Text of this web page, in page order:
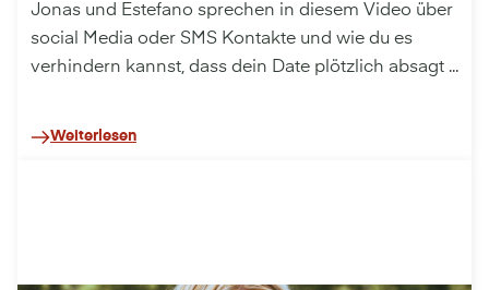
Jonas und Estefano sprechen in diesem Video über
social Media oder SMS Kontakte und wie du es
verhindern kannst, dass dein Date plötzlich absagt ...
Weiterlesen